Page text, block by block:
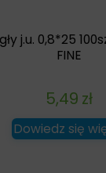
j.u. 0,8*25
FINE
5,49 zł
Dowiedz się